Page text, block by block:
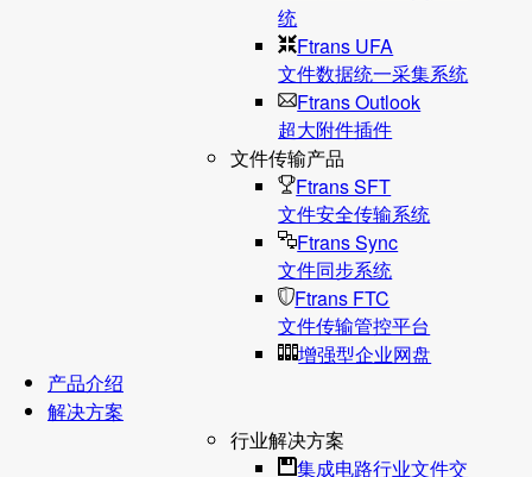
统
Ftrans UFA
文件数据统⼀采集系统
Ftrans Outlook
超大附件插件
文件传输产品
Ftrans SFT
文件安全传输系统
Ftrans Sync
文件同步系统
Ftrans FTC
文件传输管控平台
增强型企业网盘
产品介绍
解决方案
行业解决方案
集成电路行业文件交